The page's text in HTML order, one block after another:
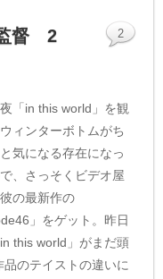
督 2
「in this world」を観
ィンターボトムがち
気になる存在になっ
、さっそくビデオ屋
の最新作の
」をゲット。昨日
this world」がまだ頭
のテイストの違いに
2